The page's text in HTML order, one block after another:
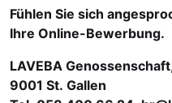
Fühlen Sie sich
Ihre Online-Bewerbung.
LAVEBA
9001 St. Gallen